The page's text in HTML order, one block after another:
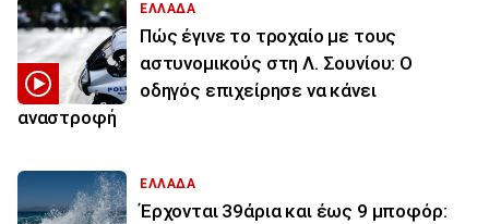
ΕΛΛΑΔΑ
Πώς έγινε το τροχαίο με τους
αστυνομικούς στη Λ. Σουνίου: Ο
οδηγός επιχείρησε να κάνει
αναστροφή
ΕΛΛΑΔΑ
Έρχονται 39άρια και έως 9 μποφόρ: